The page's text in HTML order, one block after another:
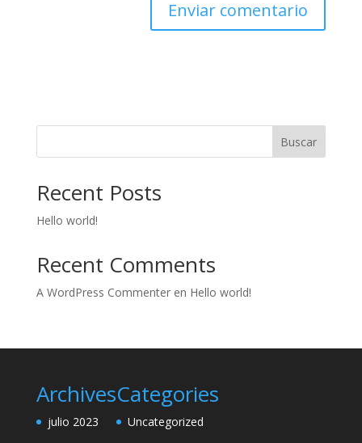
Buscar
Recent Posts
Hello world!
Recent Comments
A WordPress Commenteren Hello world!
Archives
julio 2023
Categories
Uncategorized